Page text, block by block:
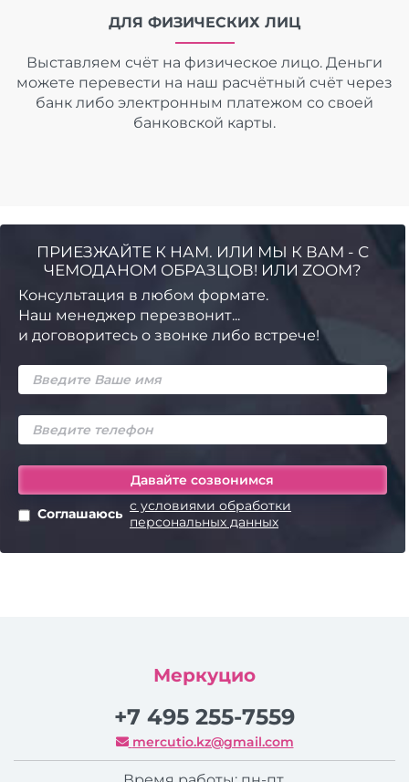
ДЛЯ ФИЗИЧЕСКИХ ЛИЦ
Выставляем счёт на физическое лицо. Деньги
можете перевести на наш расчётный счёт через
банк либо электронным платежом со своей
банковской карты.
ПРИЕЗЖАЙТЕ К НАМ. ИЛИ МЫ К ВАМ - С
ЧЕМОДАНОМ ОБРАЗЦОВ! ИЛИ ZOOM?
Консультация в любом формате.
Наш менеджер перезвонит...
и договоритесь о звонке либо встрече!
Соглашаюсь с условиями обработки
персональных данных
Меркуцио
+7 495 255-7559
mercutio.kz@gmail.com